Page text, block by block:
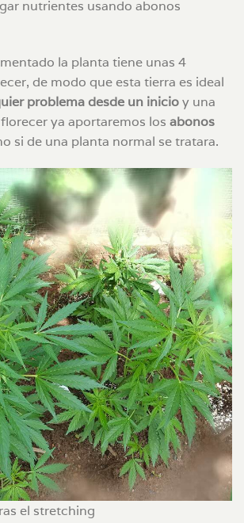
nutrientes usando abonos
la planta tiene unas 4
de modo que esta tierra es ideal
problema desde un inicioy una
ya aportaremos los abonos
si de una planta normal se tratara.
el stretching